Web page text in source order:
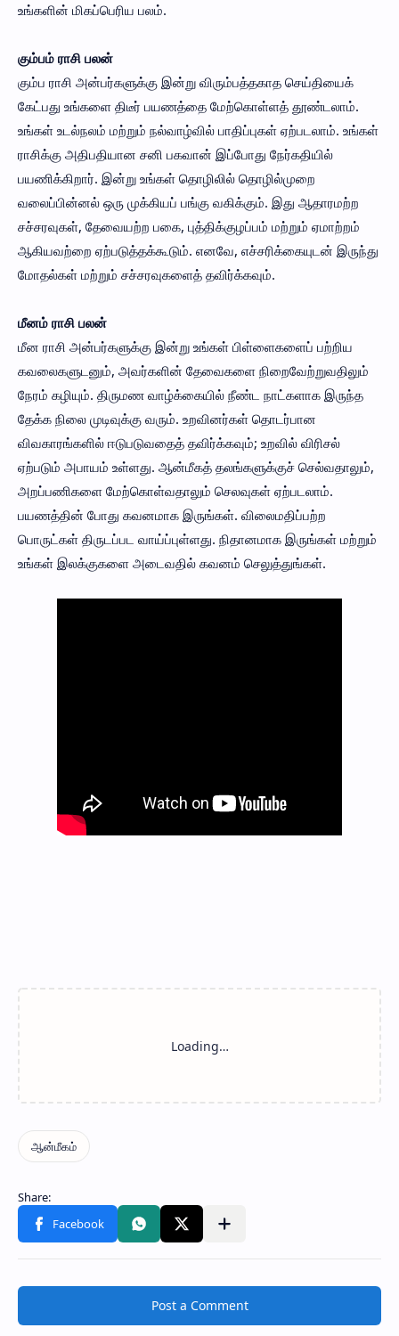
உங்களின் மிகப்பெரிய பலம்.
கும்பம் ராசி பலன்
கும்ப ராசி அன்பர்களுக்கு இன்று விரும்பத்தகாத செய்தியைக்
கேட்பது உங்களை திடீர் பயணத்தை மேற்கொள்ளத் தூண்டலாம்.
உங்கள் உடல்நலம் மற்றும் நல்வாழ்வில் பாதிப்புகள் ஏற்படலாம். உங்கள்
ராசிக்கு அதிபதியான சனி பகவான் இப்போது நேர்கதியில்
பயணிக்கிறார். இன்று உங்கள் தொழிலில் தொழில்முறை
வலைப்பின்னல் ஒரு முக்கியப் பங்கு வகிக்கும். இது ஆதாரமற்ற
சச்சரவுகள், தேவையற்ற பகை, புத்திக்குழப்பம் மற்றும் ஏமாற்றம்
ஆகியவற்றை ஏற்படுத்தக்கூடும். எனவே, எச்சரிக்கையுடன் இருந்து
மோதல்கள் மற்றும் சச்சரவுகளைத் தவிர்க்கவும்.
மீனம் ராசி பலன்
மீன ராசி அன்பர்களுக்கு இன்று உங்கள் பிள்ளைகளைப் பற்றிய
கவலைகளுடனும், அவர்களின் தேவைகளை நிறைவேற்றுவதிலும்
நேரம் கழியும். திருமண வாழ்க்கையில் நீண்ட நாட்களாக இருந்த
தேக்க நிலை முடிவுக்கு வரும். உறவினர்கள் தொடர்பான
விவகாரங்களில் ஈடுபடுவதைத் தவிர்க்கவும்; உறவில் விரிசல்
ஏற்படும் அபாயம் உள்ளது. ஆன்மீகத் தலங்களுக்குச் செல்வதாலும்,
அறப்பணிகளை மேற்கொள்வதாலும் செலவுகள் ஏற்படலாம்.
பயணத்தின் போது கவனமாக இருங்கள். விலைமதிப்பற்ற
பொருட்கள் திருடப்பட வாய்ப்புள்ளது. நிதானமாக இருங்கள் மற்றும்
உங்கள் இலக்குகளை அடைவதில் கவனம் செலுத்துங்கள்.
Post a Comment